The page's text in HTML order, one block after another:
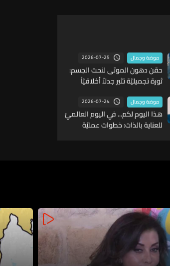
موضة وجمال 2026-07-25
حقن دهون الموتى لنحت الجسم:
ثورة تجميليّة تثير جدلاً أخلاقيّاً
موضة وجمال 2026-07-24
هذا اليوم لكم... في اليوم العالميّ
للعناية بالذات: خطوات عمليّة